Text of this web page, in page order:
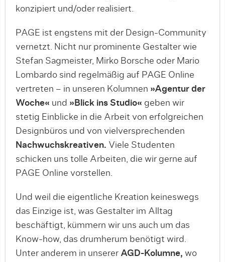
konzipiert und/oder realisiert.
PAGE ist engstens mit der Design-Community
vernetzt. Nicht nur prominente Gestalter wie
Stefan Sagmeister, Mirko Borsche oder Mario
Lombardo sind regelmäßig auf PAGE Online
vertreten – in unseren Kolumnen »Agentur der
Woche« und »Blick ins Studio« geben wir
stetig Einblicke in die Arbeit von erfolgreichen
Designbüros und von vielversprechenden
Nachwuchskreativen. Viele Studenten
schicken uns tolle Arbeiten, die wir gerne auf
PAGE Online vorstellen.
Und weil die eigentliche Kreation keineswegs
das Einzige ist, was Gestalter im Alltag
beschäftigt, kümmern wir uns auch um das
Know-how, das drumherum benötigt wird.
Unter anderem in unserer AGD-Kolumne, wo